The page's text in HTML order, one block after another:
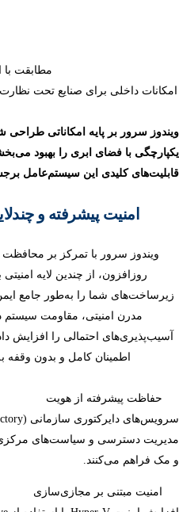
مطابقت با
امکانات داخلی برای صنایع تحت
ویندوز سرور بر پایه امکاناتی
یکپارچگی با فضای ابری را بهبود
قابلیت‌های کلیدی این سیستم‌عامل
امنیت پیشرفته و
ویندوز سرور با تمرکز بر محافظت
روزافزون، از چندین لایه امنیتی
زیرساخت‌های شما را به‌طور جامع
مدرن امنیتی، مقاومت سیستم
آسیب‌پذیری‌های احتمالی را افزایش
اطمینان کامل و بدون وقفه
حفاظت پیشرفته از هویت
مدیریت دسترسی و سیاست‌های مرکزی
و مک فراهم می‌کنند.
امنیت مبتنی بر مجازی‌سازی